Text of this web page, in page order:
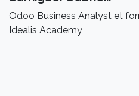
Odoo Business Analyst et
Idealis Academy